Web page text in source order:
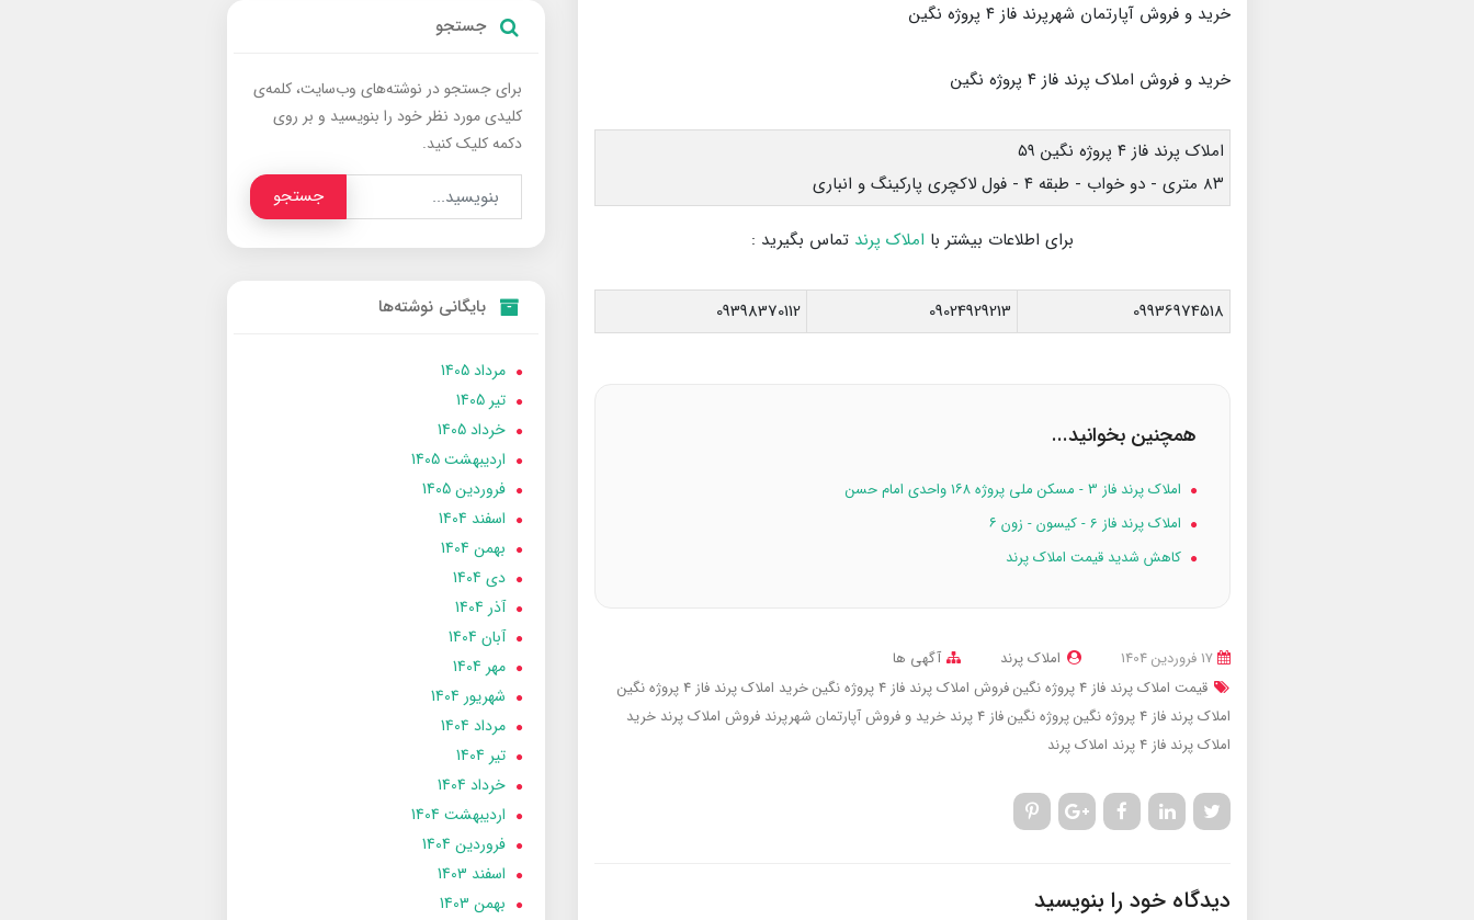
خرید و فروش آپارتمان شهرپرند فاز ۴ پروژه نگین
خرید و فروش املاک پرند فاز ۴ پروژه نگین
املاک پرند فاز ۴ پروژه نگین ۵۹
۸۳ متری - دو خواب - طبقه ۴ - فول لاکچری پارکینگ و انباری
برای اطلاعات بیشتر با املاک پرند تماس بگیرید :
09936974518
09024929213
09398370112
همچنین بخوانید...
املاک پرند فاز 3 - مسکن ملی پروژه ۱۶۸ واحدی امام حسن
املاک پرند فاز 6 - کیسون - زون ۶
کاهش شدید قیمت املاک پرند
املاک پرند
آگهی ها
قیمت املاک پرند فاز 4 پروژه نگین
فروش املاک پرند فاز 4 پروژه نگین
خرید املاک پرند فاز 4 پروژه نگین
املاک پرند فاز 4 پروژه نگین
پروژه نگین فاز 4 پرند خرید و فروش آپارتمان شهرپرند فروش املاک پرند خرید
املاک پرند فاز 4 پرند املاک پرند
دیدگاه خود را بنویسید
جستجو
برای جستجو در نوشته‌های وب‌سایت، کلمه‌ی
کلیدی مورد نظر خود را بنویسید و بر روی
دکمه کلیک کنید.
جستجو
بایگانی نوشته‌ها
مرداد 1405
تير 1405
خرداد 1405
ارديبهشت 1405
فروردین 1405
اسفند 1404
بهمن 1404
دی 1404
آذر 1404
آبان 1404
مهر 1404
شهریور 1404
مرداد 1404
تير 1404
خرداد 1404
ارديبهشت 1404
فروردین 1404
اسفند 1403
بهمن 1403